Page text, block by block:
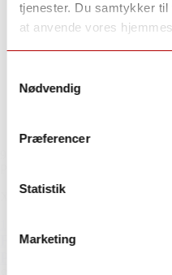
tjenester. Du samtykker
at anvende vores
Nødvendig
Præferencer
Statistik
Marketing
Xarel.lo vermell - rød xarel.lo
Font de Minella, Brut